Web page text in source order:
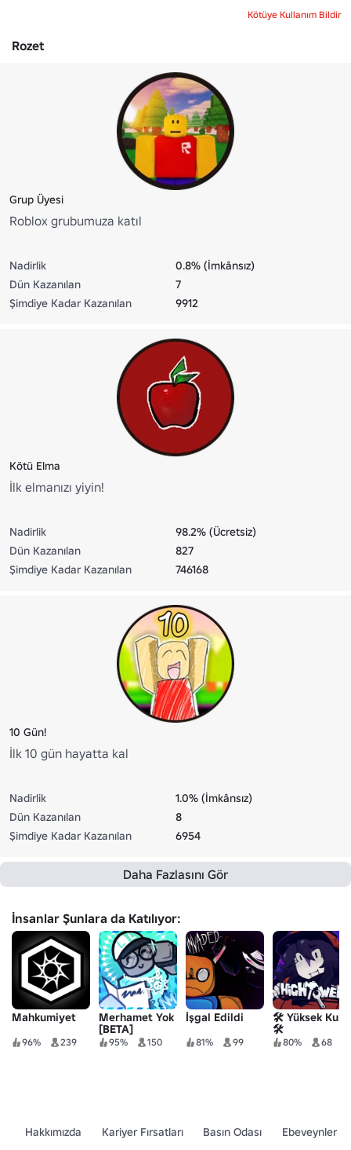
Kötüye Kullanım Bildir
Rozet
Grup Üyesi
Roblox grubumuza katıl
Nadirlik
0.8% (İmkânsız)
Dün Kazanılan
7
Şimdiye Kadar Kazanılan
9912
Kötü Elma
İlk elmanızı yiyin!
Nadirlik
98.2% (Ücretsiz)
Dün Kazanılan
827
Şimdiye Kadar Kazanılan
746168
10 Gün!
İlk 10 gün hayatta kal
Nadirlik
1.0% (İmkânsız)
Dün Kazanılan
8
Şimdiye Kadar Kazanılan
6954
Daha Fazlasını Gör
İnsanlar Şunlara da Katılıyor:
Mahkumiyet
96% 239
Merhamet Yok
[BETA]
95% 150
İşgal Edildi
81% 99
🛠️ Yüksek Kule
🛠️
80% 68
Hakkımızda Kariyer Fırsatları Basın Odası
Ebeveynler